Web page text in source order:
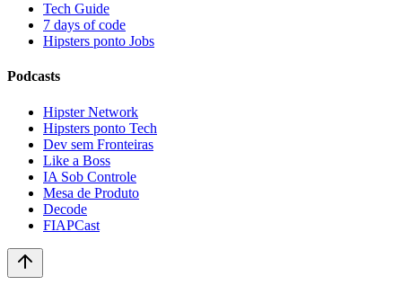
Tech Guide
7 days of code
Hipsters ponto Jobs
Podcasts
Hipster Network
Hipsters ponto Tech
Dev sem Fronteiras
Like a Boss
IA Sob Controle
Mesa de Produto
Decode
FIAPCast